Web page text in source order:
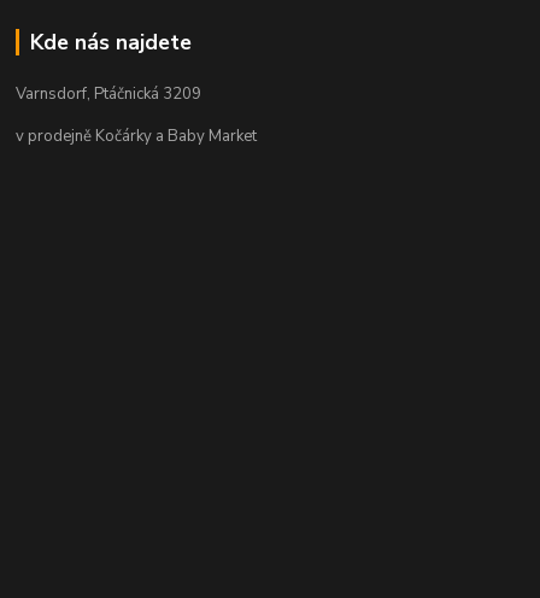
Kde nás najdete
Varnsdorf, Ptáčnická 3209
v prodejně Kočárky a Baby Market